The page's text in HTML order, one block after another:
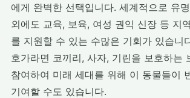
에게 완벽한 선택입니다. 세계적으로 유
외에도 교육, 보육, 여성 권익 신장 등 지
를 지원할 수 있는 수많은 기회가 있습니
호가라면 코끼리, 사자, 기린을 보호하는
참여하여 미래 세대를 위해 이 동물들이
기여할 수도 있습니다.